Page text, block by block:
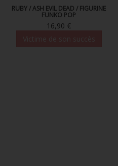
RUBY / ASH EVIL DEAD / FIGURINE
FUNKO POP
16,90 €